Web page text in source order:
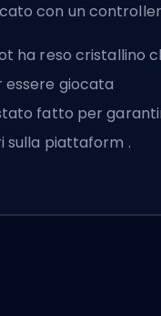
con un
ha reso cristallino
essere giocata
fatto per
sulla piattaform .